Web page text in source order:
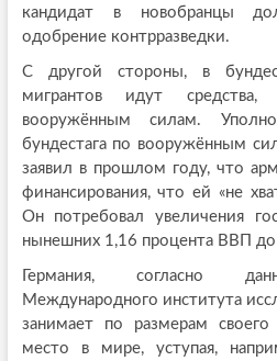
кандидат в новобранцы
одобрение контрразведки.
С другой стороны, в
мигрантов идут
вооружённым силам.
бундестага по вооружённым
заявил в прошлом году, что
финансирования, что ей «не
Он потребовал увеличения
нынешних 1,16 процента ВВП до
Германия, согласно
Международного института
занимает по размерам
место в мире, уступая,